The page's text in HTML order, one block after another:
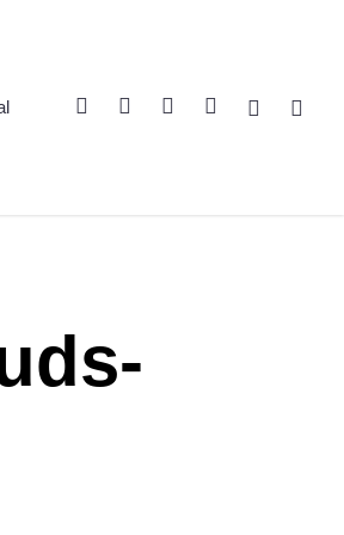
Twitter LinkedinYoutubeInstagramSpotify Twitch